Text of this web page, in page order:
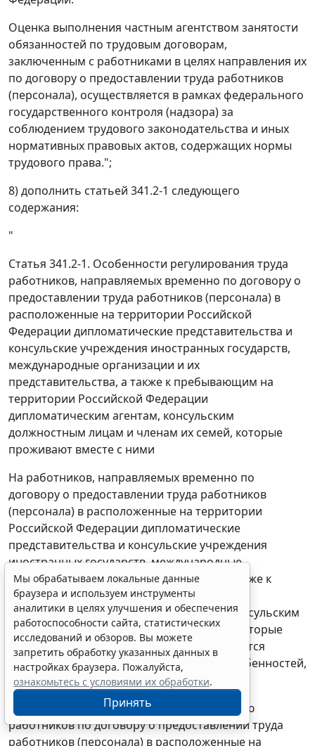
Оценка выполнения частным агентством занятости
обязанностей по трудовым договорам,
заключенным с работниками в целях направления их
по договору о предоставлении труда работников
(персонала), осуществляется в рамках федерального
государственного контроля (надзора) за
соблюдением трудового законодательства и иных
нормативных правовых актов, содержащих нормы
трудового права.";
8) дополнить статьей 341.2-1 следующего
содержания:
"
Статья 341.2-1. Особенности регулирования труда
работников, направляемых временно по договору о
предоставлении труда работников (персонала) в
расположенные на территории Российской
Федерации дипломатические представительства и
консульские учреждения иностранных государств,
международные организации и их
представительства, а также к пребывающим на
территории Российской Федерации
дипломатическим агентам, консульским
должностным лицам и членам их семей, которые
проживают вместе с ними
На работников, направляемых временно по
договору о предоставлении труда работников
(персонала) в расположенные на территории
Российской Федерации дипломатические
представительства и консульские учреждения
иностранных государств, международные
организации и их представительства, а также к
пребывающим на территории Российской
Федерации дипломатическим агентам, консульским
должностным лицам и членам их семей, которые
проживают вместе с ними, распространяются
положения настоящей главы с учетом особенностей,
предусмотренных настоящей статьей.
Деятельность по временному направлению
работников по договору о предоставлении труда
работников (персонала) в расположенные на
Мы обрабатываем локальные данные
браузера и используем инструменты
аналитики в целях улучшения и обеспечения
работоспособности сайта, статистических
исследований и обзоров. Вы можете
запретить обработку указанных данных в
настройках браузера. Пожалуйста,
ознакомьтесь с условиями их обработки.
Принять